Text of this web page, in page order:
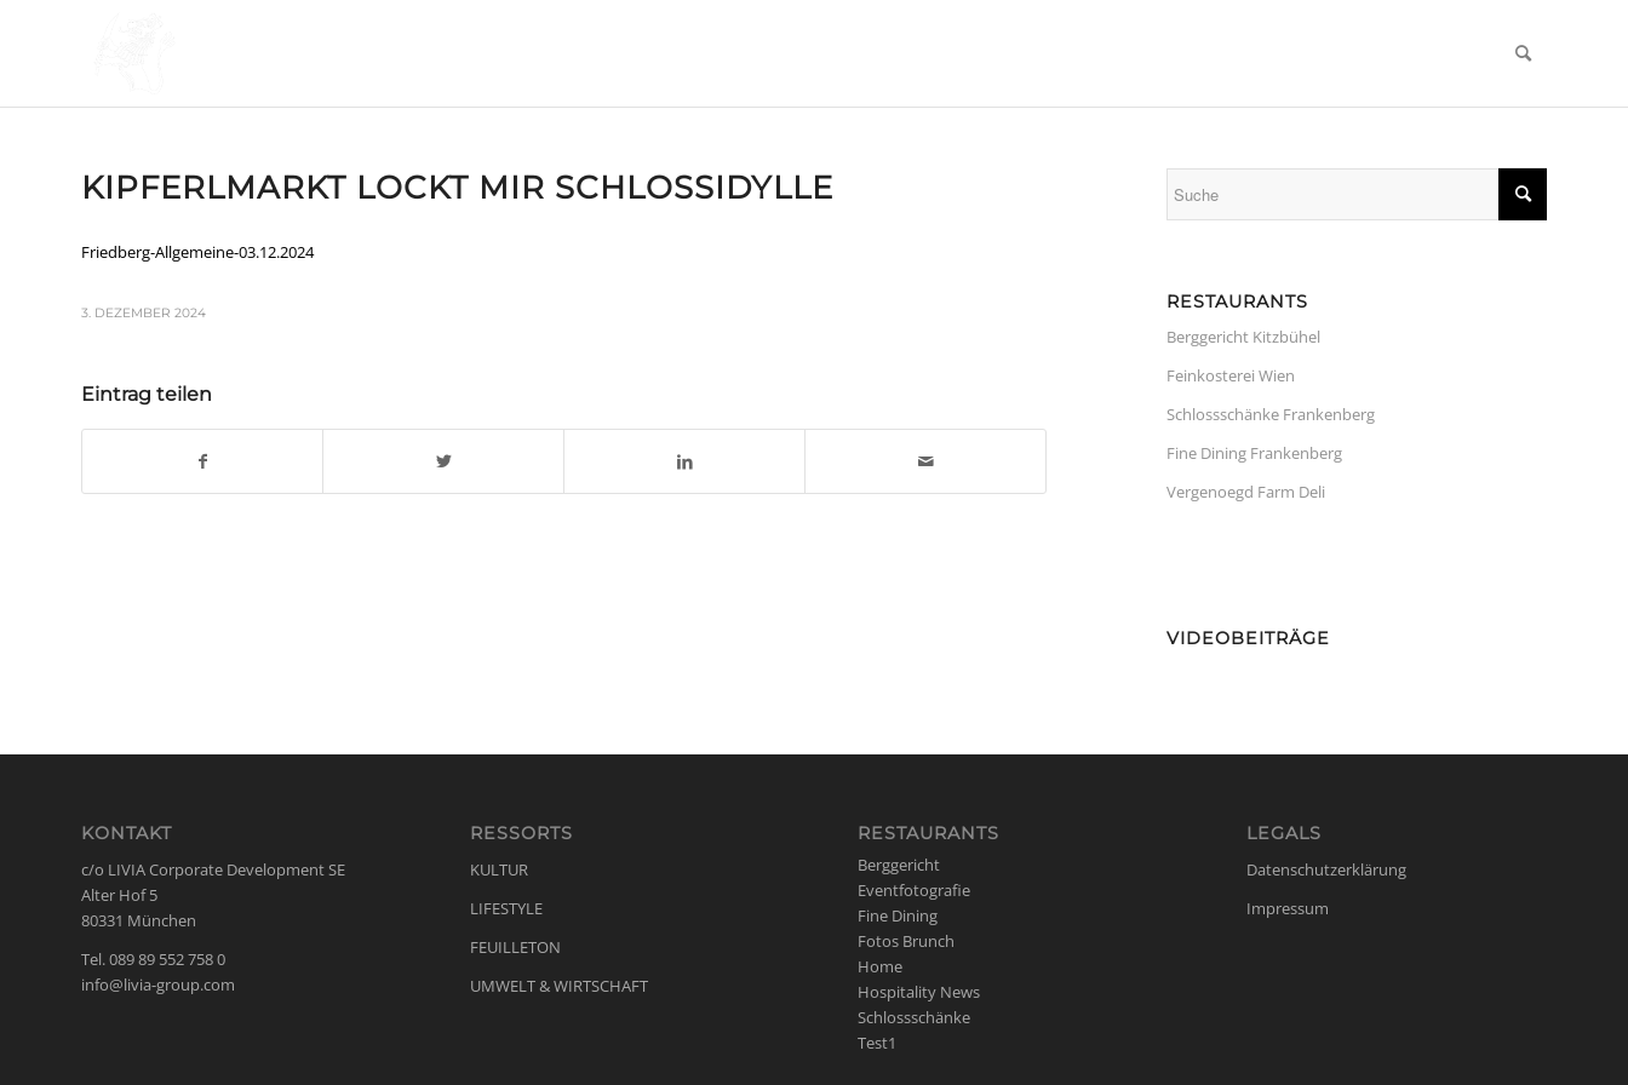
KIPFERLMARKT LOCKT MIR SCHLOSSIDYLLE
Friedberg-Allgemeine-03.12.2024
3. DEZEMBER 2024
Eintrag teilen
RESTAURANTS
Berggericht Kitzbühel
Feinkosterei Wien
Schlossschänke Frankenberg
Fine Dining Frankenberg
Vergenoegd Farm Deli
VIDEOBEITRÄGE
KONTAKT
c/o LIVIA Corporate Development SE
Alter Hof 5
80331 München
Tel. 089 89 552 758 0
info@livia-group.com
RESSORTS
KULTUR
LIFESTYLE
FEUILLETON
UMWELT & WIRTSCHAFT
RESTAURANTS
Berggericht
Eventfotografie
Fine Dining
Fotos Brunch
Home
Hospitality News
Schlossschänke
Test1
LEGALS
Datenschutzerklärung
Impressum